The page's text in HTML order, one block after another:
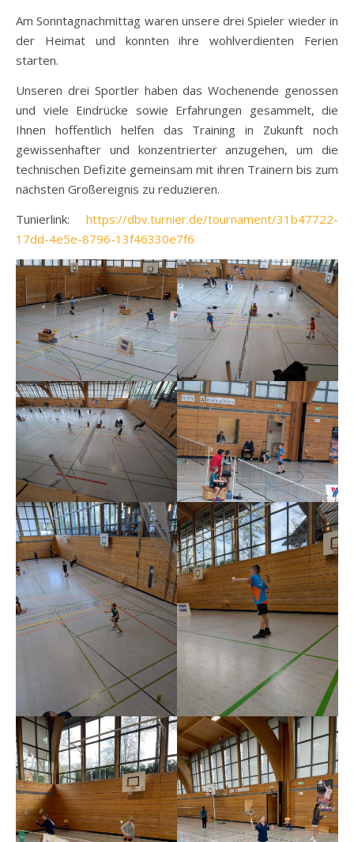
Am Sonntagnachmittag waren unsere drei Spieler wieder in
der Heimat und konnten ihre wohlverdienten Ferien
starten.
Unseren drei Sportler haben das Wochenende genossen
und viele Eindrücke sowie Erfahrungen gesammelt, die
Ihnen hoffentlich helfen das Training in Zukunft noch
gewissenhafter und konzentrierter anzugehen, um die
technischen Defizite gemeinsam mit ihren Trainern bis zum
nächsten Großereignis zu reduzieren.
Tunierlink: https://dbv.turnier.de/tournament/31b47722-
17dd-4e5e-8796-13f46330e7f6